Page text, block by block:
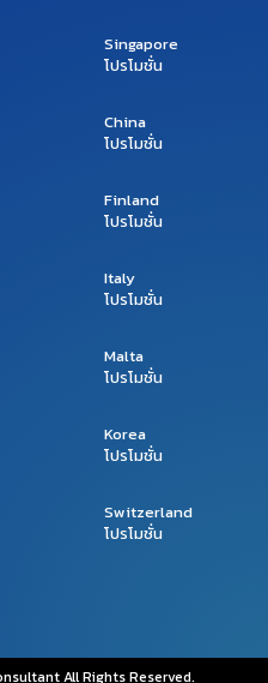
Singapore
โปรโมชั่น
China
โปรโมชั่น
Finland
โปรโมชั่น
Italy
โปรโมชั่น
Malta
โปรโมชั่น
Korea
โปรโมชั่น
Switzerland
โปรโมชั่น
All Rights Reserved.